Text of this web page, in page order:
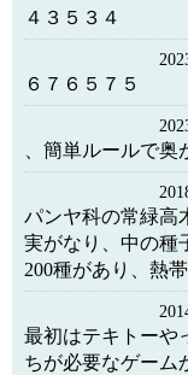
４３５３４
６７６５７５
、簡単ルールで奥
パンヤ科の常緑高
実がなり、中の種
200種があり、熱
最初はテキトーや
ちが必要なゲーム